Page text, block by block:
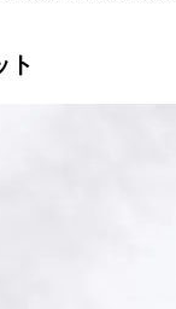
ト